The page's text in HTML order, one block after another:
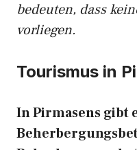
bedeuten, dass
vorliegen.
Tourismus in
In Pirmasens gibt